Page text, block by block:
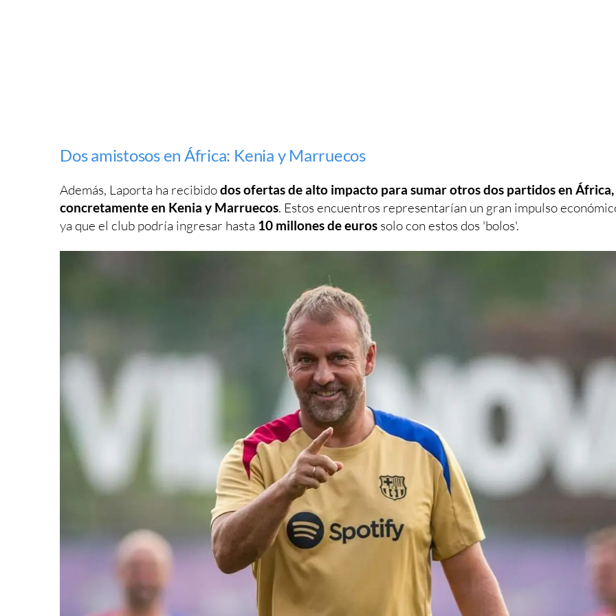
Dos amistosos en África: Kenia y Marruecos
Además, Laporta ha recibidodos ofertas de alto impacto para sumar otros dos partidos en África,
concretamente en Kenia y Marruecos. Estos encuentros representarían un gran impulso
ya que el club podría ingresar hasta 10 millones de euros solo con estos dos 'bolos'.